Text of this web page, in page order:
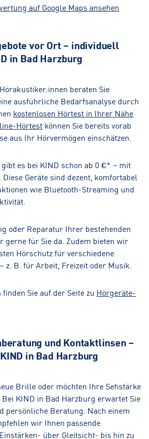
auf Google Maps ansehen
vor Ort – individuell
in Bad Harzburg
beraten Sie
ausführliche Bedarfsanalyse durch
kostenlosen Hörtest in Ihrer Nähe
Hörtest können Sie bereits vorab
aus Ihr Hörvermögen einschätzen.
gibt es bei KIND schon ab 0 €* – mit
Diese Geräte sind dezent, komfortabel
wie Bluetooth-Streaming und
oder Reparatur Ihrer bestehenden
gerne für Sie da. Zudem bieten wir
Hörschutz für verschiedene
z. B. für Arbeit, Freizeit oder Musik.
Sie auf der Seite zu Hörgeräte-
und Kontaktlinsen –
in Bad Harzburg
Brille oder möchten Ihre Sehstärke
KIND in Bad Harzburg erwartet Sie
persönliche Beratung. Nach einem
wir Ihnen passende
über Gleitsicht- bis hin zu